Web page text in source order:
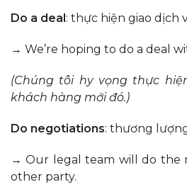
Do a deal: thực hiện giao dịch
→ We’re hoping to do a deal
(Chúng tôi hy vọng thực
khách hàng mới đó.)
Do negotiations: thương
→ Our legal team will do the
other party.